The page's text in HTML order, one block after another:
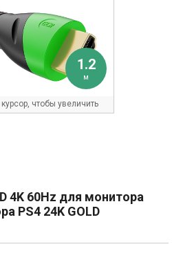
1.2
м
чтобы увеличить
4K 60Hz для монитора
PS4 24K GOLD